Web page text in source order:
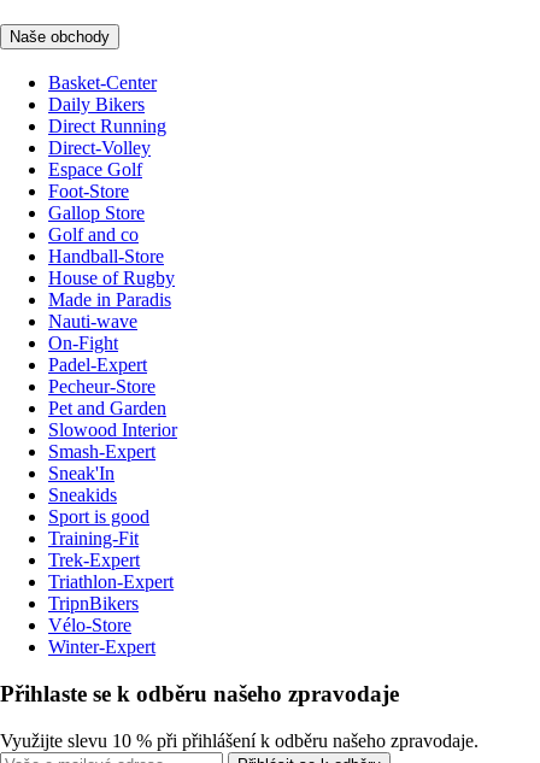
Naše obchody
Basket-Center
Daily Bikers
Direct Running
Direct-Volley
Espace Golf
Foot-Store
Gallop Store
Golf and co
Handball-Store
House of Rugby
Made in Paradis
Nauti-wave
On-Fight
Padel-Expert
Pecheur-Store
Pet and Garden
Slowood Interior
Smash-Expert
Sneak'In
Sneakids
Sport is good
Training-Fit
Trek-Expert
Triathlon-Expert
TripnBikers
Vélo-Store
Winter-Expert
Přihlaste se k odběru našeho zpravodaje
Využijte slevu 10 % při přihlášení k odběru našeho zpravodaje.